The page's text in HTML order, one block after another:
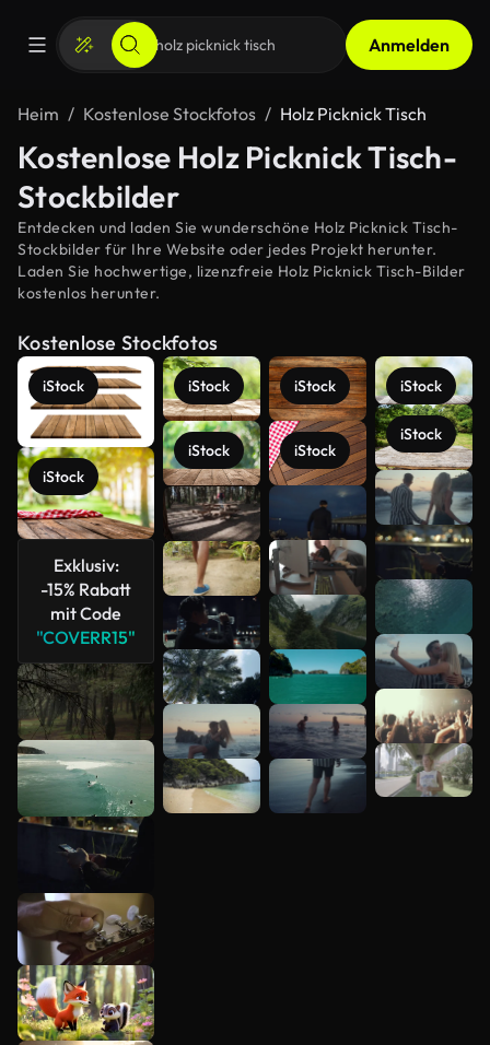
Anmelden
Heim Kostenlose Stockfotos Holz Picknick Tisch
Kostenlose Holz Picknick Tisch-
Stockbilder
Entdecken und laden Sie wunderschöne Holz Picknick Tisch-
Stockbilder für Ihre Website oder jedes Projekt herunter.
Laden Sie hochwertige, lizenzfreie Holz Picknick Tisch-Bilder
kostenlos herunter.
Kostenlose Stockfotos
iStock
iStock
Exklusiv:
-15% Rabatt
mit Code
"COVERR15"
iStock
iStock
iStock
iStock
iStock
iStock
Mehr
anzeigen